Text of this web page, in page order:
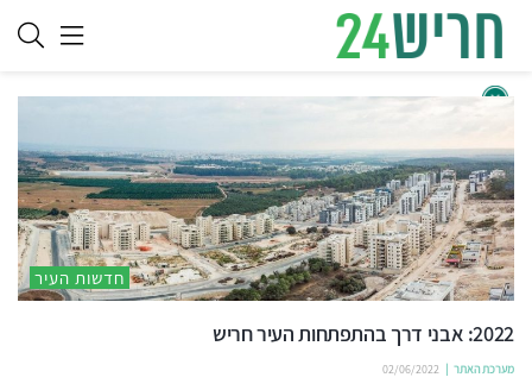
חדשות העיר
2022: אבני דרך בהתפתחות העיר חריש
מערכת האתר 02/06/2022